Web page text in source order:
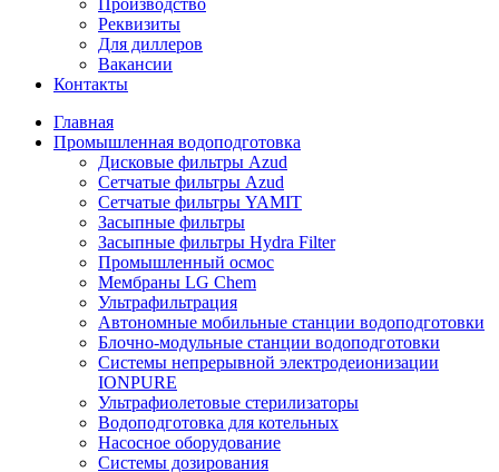
Производство
Реквизиты
Для диллеров
Вакансии
Контакты
Главная
Промышленная водоподготовка
Дисковые фильтры Azud
Сетчатые фильтры Azud
Сетчатые фильтры YAMIT
Засыпные фильтры
Засыпные фильтры Hydra Filter
Промышленный осмос
Мембраны LG Chem
Ультрафильтрация
Автономные мобильные станции водоподготовки
Блочно-модульные станции водоподготовки
Системы непрерывной электродеионизации
IONPURE
Ультрафиолетовые стерилизаторы
Водоподготовка для котельных
Насосное оборудование
Системы дозирования